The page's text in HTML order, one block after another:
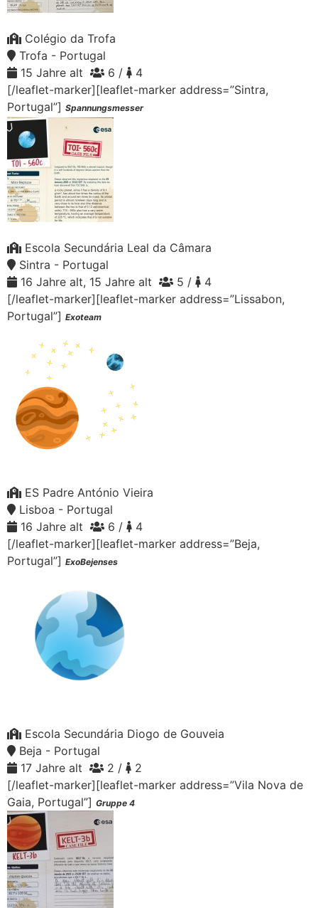
Colégio da Trofa
Trofa - Portugal
15 Jahre alt
6 /
4
[/leaflet-marker][leaflet-marker address=”Sintra,
Portugal”] Spannungsmesser
Escola Secundária Leal da Câmara
Sintra - Portugal
16 Jahre alt, 15 Jahre alt
5 /
4
[/leaflet-marker][leaflet-marker address=”Lissabon,
Portugal”] Exoteam
ES Padre António Vieira
Lisboa - Portugal
16 Jahre alt
6 /
4
[/leaflet-marker][leaflet-marker address=”Beja,
Portugal”] ExoBejenses
Escola Secundária Diogo de Gouveia
Beja - Portugal
17 Jahre alt
2 /
2
[/leaflet-marker][leaflet-marker address=”Vila Nova de
Gaia, Portugal”] Gruppe 4